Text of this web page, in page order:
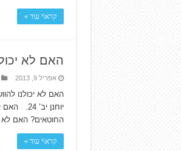
קרא\י עוד »
האם לא
אפריל 9, 2013
האם לא יכולנו
יוחנן
החוטאים? האם לא
קרא\י עוד »